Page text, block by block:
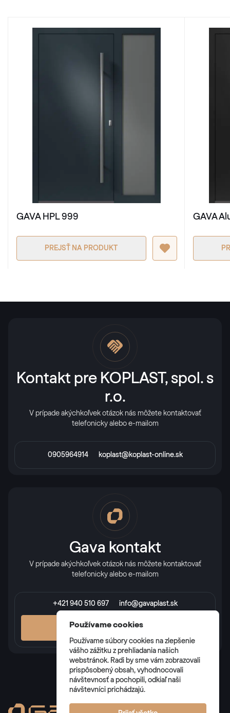
GAVA HPL 999
PREJSŤ NA PRODUKT
GAVA
Kontakt pre KOPLAST, spol. s
r.o.
V prípade akýchkoľvek otázok nás môžete kontaktovať
telefonicky alebo e-mailom
0905964914 koplast@koplast-online.sk
Gava kontakt
V prípade akýchkoľvek otázok nás môžete kontaktovať
telefonicky alebo e-mailom
+421 940 510 697 info@gavaplast.sk
VŠETKY KONTAKTY
Používame cookies
Používame súbory cookies na zlepšenie
vášho zážitku z prehliadania našich
webstránok. Radi by sme vám zobrazovali
prispôsobený obsah, vyhodnocovali
návštevnosť a pochopili, odkiaľ naši
návštevníci prichádzajú.